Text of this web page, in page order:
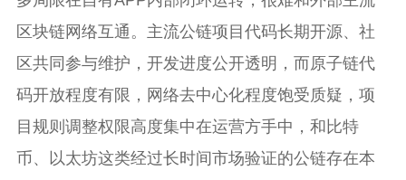
区块链网络互通。主流公链项目代码长期开源、社
区共同参与维护，开发进度公开透明，而原子链代
码开放程度有限，网络去中心化程度饱受质疑，项
目规则调整权限高度集中在运营方手中，和比特
币、以太坊这类经过长时间市场验证的公链存在本